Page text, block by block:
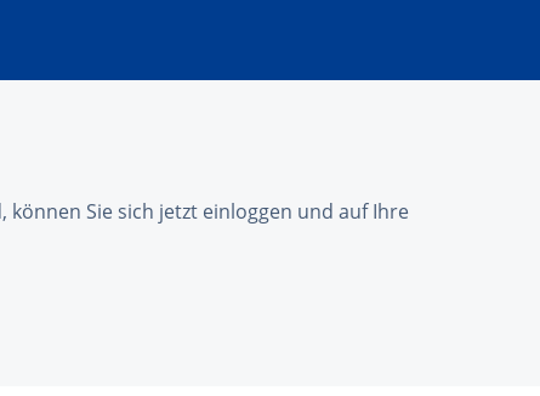
Sie sich jetzt einloggen und auf Ihre